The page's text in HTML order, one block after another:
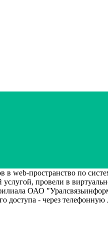
web-пространство по
провели в
ОАО
доступа - через